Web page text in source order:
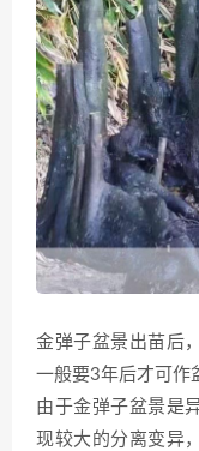
金弹子盆景出苗后
一般要3年后才可作
由于金弹子盆景是
现较大的分离变异